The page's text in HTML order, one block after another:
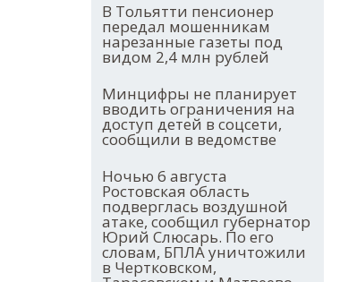
В Тольятти пенсионер
передал мошенникам
нарезанные газеты под
видом 2,4 млн рублей
Минцифры не планирует
вводить ограничения на
доступ детей в соцсети,
сообщили в ведомстве
Ночью 6 августа
Ростовская область
подверглась воздушной
атаке, сообщил губернатор
Юрий Слюсарь. По его
словам, БПЛА уничтожили
в Чертковском,